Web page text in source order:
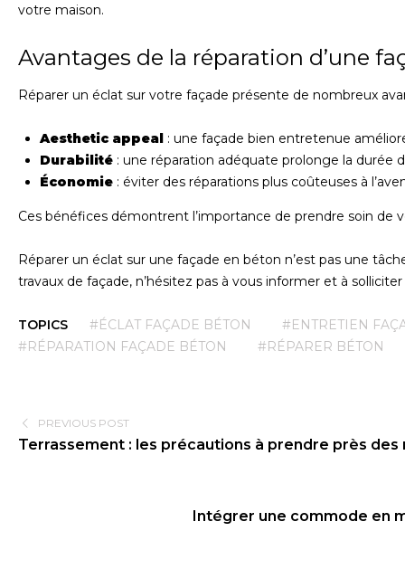
votre maison.
Avantages de la réparation d’une
Réparer un éclat sur votre façade présente de nombreux
Aesthetic appeal : une façade bien entretenue
Durabilité : une réparation adéquate prolonge la durée
Économie : éviter des réparations plus coûteuses à
Ces bénéfices démontrent l’importance de prendre soin de
Réparer un éclat sur une façade en béton n’est pas une
travaux de façade, n’hésitez pas à vous informer et à
TOPICS #ÉCLAT FAÇADE BÉTON
#ENTRETIEN
#RÉPARATION FAÇADE BÉTON
#RÉPARER BÉTON
PREVIOUS POST
Terrassement : les précautions à prendre près
Intégrer une commode en